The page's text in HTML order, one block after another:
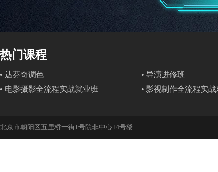
热门课程
• 达芬奇调色
• 导演进修班
• 电影摄影全流程实战就业班
• 影视制作全流程实
北京市朝阳区五里桥一街1号院非中心14号楼